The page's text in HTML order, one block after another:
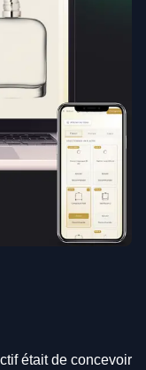
était de concevoir